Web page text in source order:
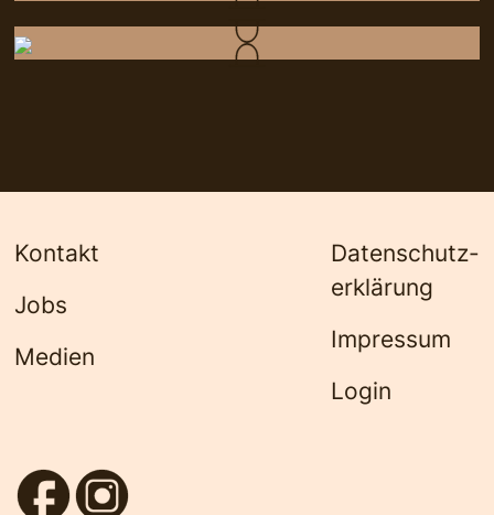
Kontakt
Jobs
Medien
Datenschutz­
erklärung
Impressum
Login